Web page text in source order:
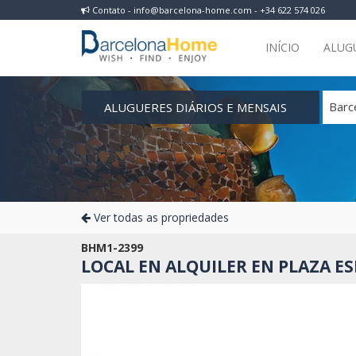
Contato - info@barcelona-home.com - +34 622 574 026
INÍCIO
ALUGUERES DIÁRIOS E MENSAIS
Ver todas as propriedades
BHM1-2399
LOCAL EN ALQUILER EN PLAZA